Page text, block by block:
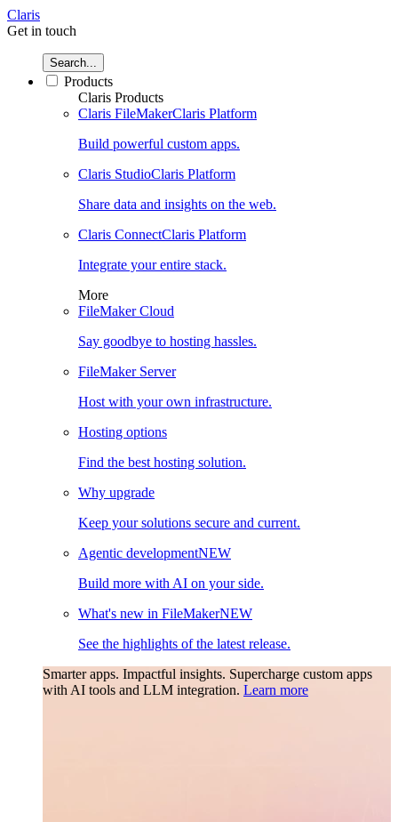
Claris
Get in touch
Search...
Products
Claris Products
Claris FileMakerClaris Platform
Build powerful custom apps.
Claris StudioClaris Platform
Share data and insights on the web.
Claris ConnectClaris Platform
Integrate your entire stack.
More
FileMaker Cloud
Say goodbye to hosting hassles.
FileMaker Server
Host with your own infrastructure.
Hosting options
Find the best hosting solution.
Why upgrade
Keep your solutions secure and current.
Agentic developmentNEW
Build more with AI on your side.
What's new in FileMakerNEW
See the highlights of the latest release.
Smarter apps. Impactful insights. Supercharge custom apps
with AI tools and LLM integration. Learn more